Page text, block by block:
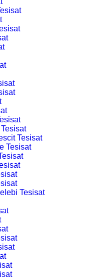
Tesisat
Tesisat
Tesisat